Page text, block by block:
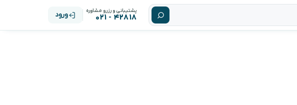
پشتیبانی و رزرو مشاوره
۴۲۸۱۸ - ۰۲۱ ورود